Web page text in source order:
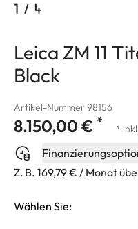
1 / 4
Leica ZM 11
Black
Artikel-Nummer 98156
8.150,00 € * *
Z. B. 169,79 € / Monat
Wählen Sie: